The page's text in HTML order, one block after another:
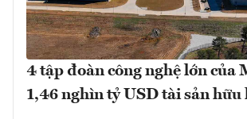
4 tập đoàn công nghệ lớn của
1,46 nghìn tỷ USD tài sản hữu